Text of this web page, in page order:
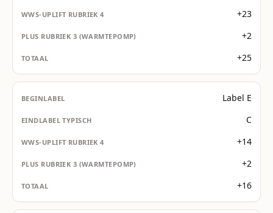
+23
+2
+25
Label E
C
+14
+2
+16